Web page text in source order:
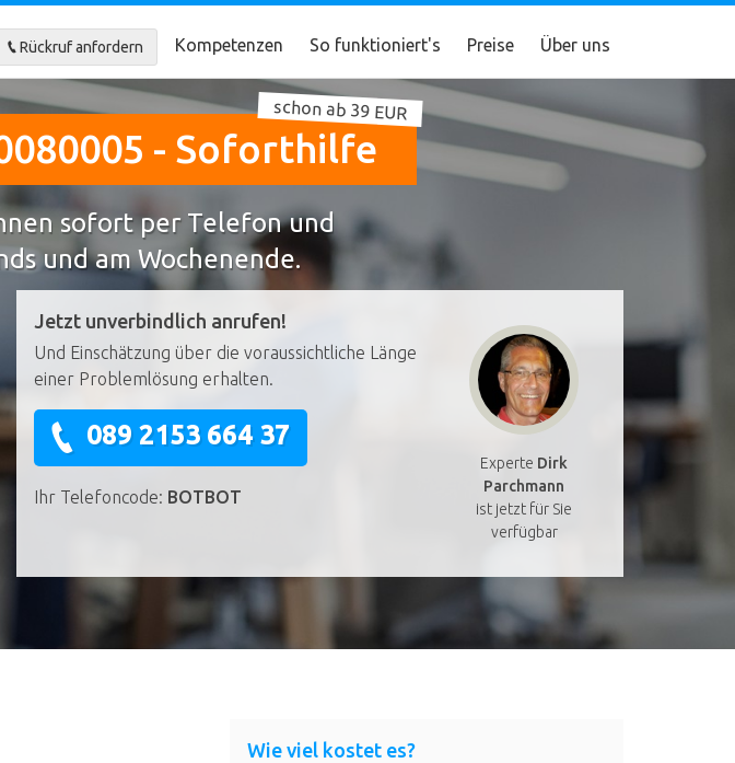
Rückruf anfordern Kompetenzen So funktioniert's Preise Über uns
- Soforthilfe
schon ab 39 EUR
sofort per Telefon und
und am Wochenende.
Experte Dirk
Parchmann
ist jetzt für Sie
verfügbar
Jetzt unverbindlich anrufen!
Und Einschätzung über die voraussichtliche Länge
einer Problemlösung erhalten.
089 2153 664 37
Ihr Telefoncode: BOTBOT
Wie viel kostet es?